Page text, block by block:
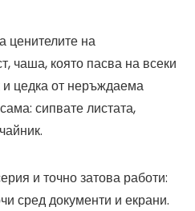
ценителите на
чаша, която пасва на всеки
цедка от неръждаема
сипвате листата,
и точно затова работи:
сред документи и екрани.